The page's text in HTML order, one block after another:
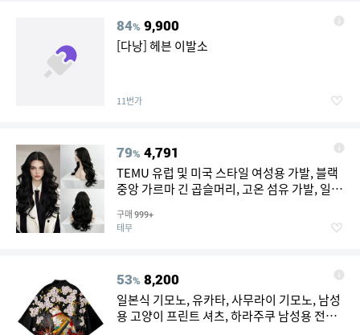
84% 9,900
[다낭] 헤븐 이발소
11번가
79% 4,791
TEMU 유럽 및 미국 스타일 여성용 가발, 블랙
중앙 가르마 긴 곱슬머리, 고온 섬유 가발, 일
구매 999+
테무
53% 8,200
일본식 기모노, 유카타, 사무라이 기모노, 남성
용 고양이 프린트 셔츠, 하라주쿠 남성용 전통